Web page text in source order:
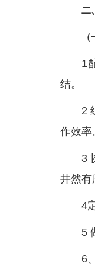
二
1
结。
2
作效率
3
井然有
4
5
6